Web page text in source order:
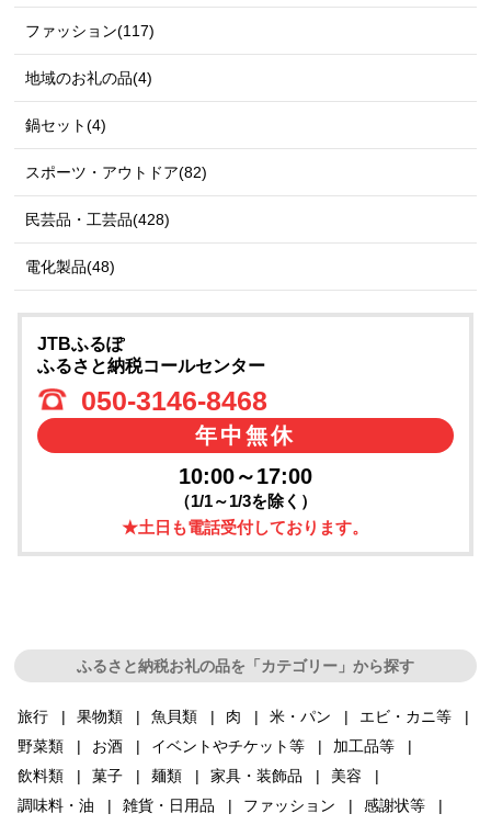
ファッション(117)
地域のお礼の品(4)
鍋セット(4)
スポーツ・アウトドア(82)
民芸品・工芸品(428)
電化製品(48)
JTBふるぽ
ふるさと納税コールセンター
050-3146-8468
年中無休
10:00～17:00
（1/1～1/3を除く）
★土日も電話受付しております。
ふるさと納税お礼の品を「カテゴリー」から探す
旅行 果物類 魚貝類 肉 米・パン
エビ・カニ等
野菜類
お酒 イベントやチケット等
加工品等
飲料類
菓子 麺類 家具・装飾品
美容
調味料・油
雑貨・日用品 ファッション
感謝状等